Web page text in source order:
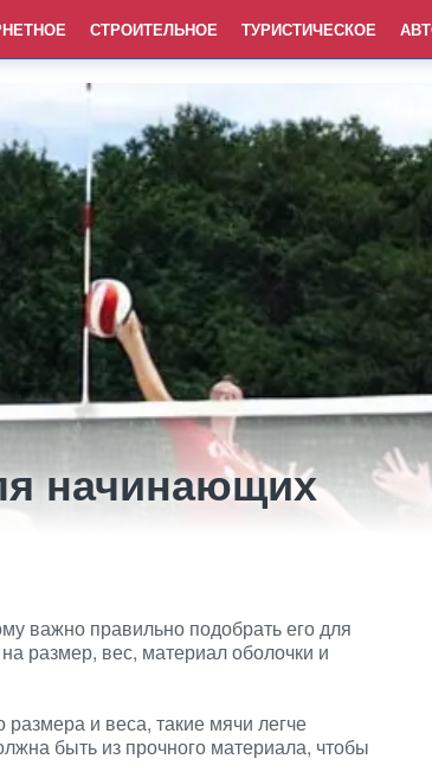
СТРОИТЕЛЬНОЕ ТУРИСТИЧЕСКОЕ
начинающих
важно правильно подобрать его для
размер, вес, материал оболочки и
и веса, такие мячи легче
быть из прочного материала, чтобы